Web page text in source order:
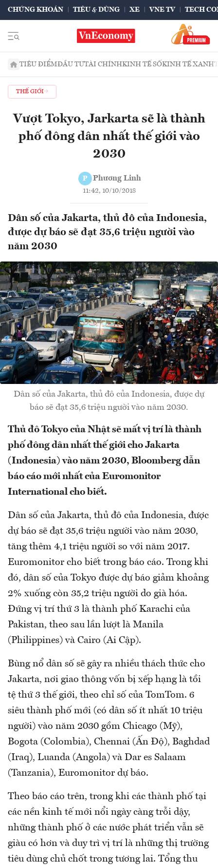
CHỨNG KHOÁN TIÊU & DÙNG XE VNE TV TECH
TIÊU ĐIỂMĐẦU TƯTÀI CHÍNHKINH TẾ SỐKINH TẾ XANH
THẾ GIỚI
Vượt Tokyo, Jarkarta sẽ là thành
phố đông dân nhất thế giới vào
2030
P Phương Linh
11:42, 10/10/2018
Dân số của Jakarta, thủ đô của Indonesia,
được dự báo sẽ đạt 35,6 triệu người vào
năm 2030
Dân số của Jakarta, thủ đô của Indonesia, được dự
báo sẽ đạt 35,6 triệu người vào năm 2030.
Thủ đô Tokyo của Nhật sẽ mất vị trí là thành
phố đông dân nhất thế giới cho Jakarta
(Indonesia) vào năm 2030, Bloomberg dẫn
báo cáo mới nhất của Euromonitor
International cho biết.
Dân số của Jakarta, thủ đô của Indonesia, được
dự báo sẽ đạt 35,6 triệu người vào năm 2030,
tăng thêm 4,1 triệu người so với năm 2017.
Euromonitor cho biết trong báo cáo. Trong khi
đó, dân số của Tokyo được dự báo giảm khoảng
2% xuống còn 35,2 triệu người do già hóa.
Đứng vị trí thứ 3 là thành phố Karachi của
Pakistan, theo sau lần lượt là Manila
(Philippines) và Cairo (Ai Cập).
Bùng nổ dân số sẽ gây ra nhiều thách thức cho
Jakarta, nơi giao thông vốn bị xếp hạng là tồi
tệ thứ 3 thế giới, theo chỉ số của TomTom. 6
siêu thành phố mới (có dân số ít nhất 10 triệu
người) vào năm 2030 gồm Chicago (Mỹ),
Bogota (Colombia), Chennai (Ấn Độ), Baghdad
(Iraq), Luanda (Angola) và Dar es Salaam
(Tanzania), Euromonitor dự báo.
Theo báo cáo trên, trong khi các thành phố tại
các nền kinh tế mới nổi ngày càng trỗi dậy,
những thành phố ở các nước phát triển vẫn sẽ
giàu có hơn và duy trì vị trí là những thị trường
tiêu dùng chủ chốt trong tương lai. Tổng thu